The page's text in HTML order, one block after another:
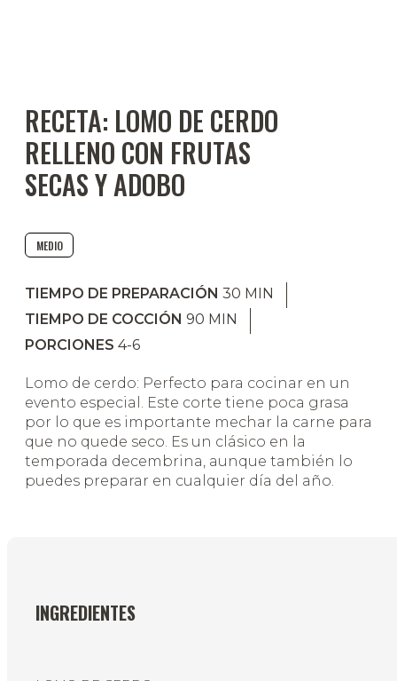
RECETA: LOMO DE CERDO
RELLENO CON FRUTAS
SECAS Y ADOBO
MEDIO
TIEMPO DE PREPARACIÓN 30 MIN
TIEMPO DE COCCIÓN 90 MIN
PORCIONES 4-6
Lomo de cerdo: Perfecto para cocinar en un
evento especial. Este corte tiene poca grasa
por lo que es importante mechar la carne para
que no quede seco. Es un clásico en la
temporada decembrina, aunque también lo
puedes preparar en cualquier día del año.
INGREDIENTES